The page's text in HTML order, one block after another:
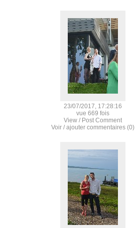
23/07/2017, 17:28:16
vue 669 fois
View / Post Comment
Voir / ajouter commentaires (0)